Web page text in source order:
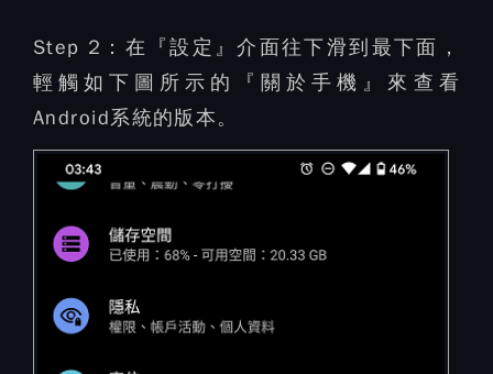
Step 2： 在『設定』介面往下滑到最下面，
輕觸如下圖所示的『關於手機』來查看
Android系統的版本。